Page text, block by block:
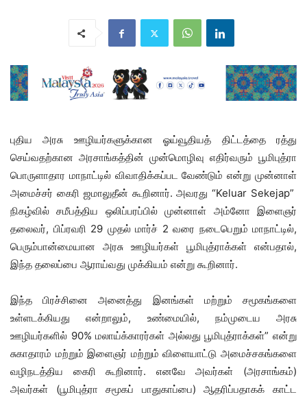
புதிய அரசு ஊழியர்களுக்கான ஓய்வூதியத் திட்டத்தை ரத்து
செய்வதற்கான அரசாங்கத்தின் முன்மொழிவு எதிர்வரும் பூமிபுத்ரா
பொருளாதார மாநாட்டில் விவாதிக்கப்பட வேண்டும் என்று முன்னாள்
அமைச்சர் கைரி ஜமாலுதீன் கூறினார். அவரது “Keluar Sekejap”
நிகழ்வில் சமீபத்திய ஒலிப்பரப்பில் முன்னாள் அம்னோ இளைஞர்
தலைவர், பிப்ரவரி 29 முதல் மார்ச் 2 வரை நடைபெறும் மாநாட்டில்,
பெரும்பான்மையான அரசு ஊழியர்கள் பூமிபுத்ராக்கள் என்பதால்,
இந்த தலைப்பை ஆராய்வது முக்கியம் என்று கூறினார்.
இந்த பிரச்சினை அனைத்து இனங்கள் மற்றும் சமூகங்களை
உள்ளடக்கியது என்றாலும், உண்மையில், நம்முடைய அரசு
ஊழியர்களில் 90% மலாய்க்காரர்கள் அல்லது பூமிபுத்ராக்கள்” என்று
சுகாதாரம் மற்றும் இளைஞர் மற்றும் விளையாட்டு அமைச்சகங்களை
வழிநடத்திய கைரி கூறினார். எனவே அவர்கள் (அரசாங்கம்)
அவர்கள் (பூமிபுத்ரா சமூகப் பாதுகாப்பை) ஆதரிப்பதாகக் காட்ட